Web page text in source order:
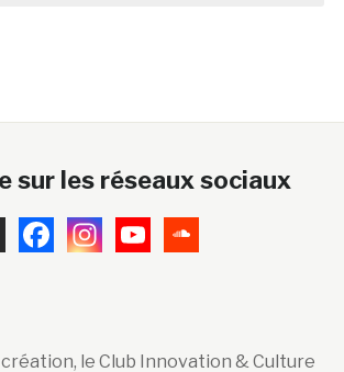
sur les réseaux sociaux
création, le Club Innovation & Culture